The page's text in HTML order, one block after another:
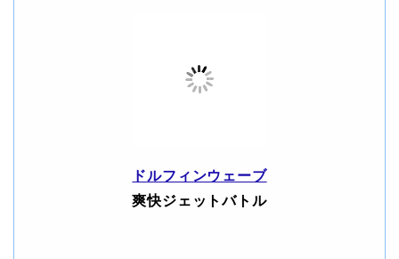
ドルフィンウェーブ
爽快ジェットバトル